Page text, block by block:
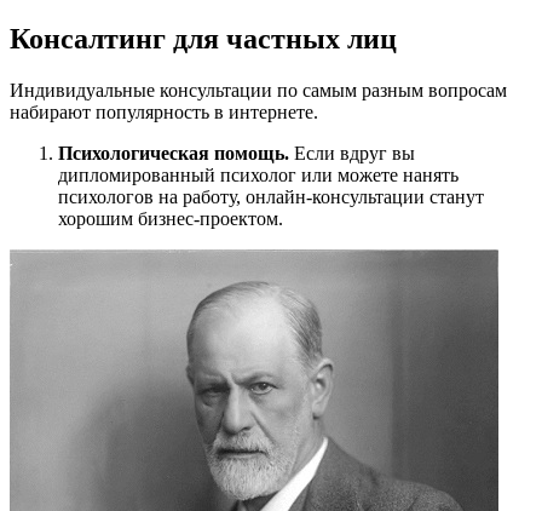
Консалтинг для частных лиц
Индивидуальные консультации по самым разным вопросам
набирают популярность в интернете.
Психологическая помощь. Если вдруг вы
дипломированный психолог или можете нанять
психологов на работу, онлайн-консультации станут
хорошим бизнес-проектом.